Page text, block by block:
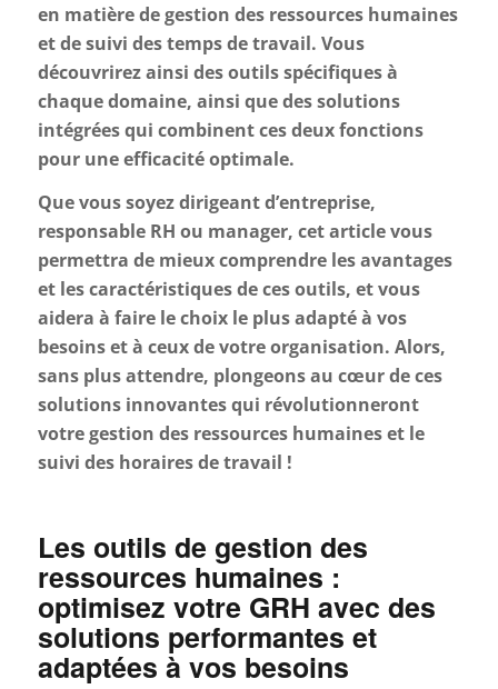
en matière de gestion des ressources humaines
et de suivi des temps de travail. Vous
découvrirez ainsi des outils spécifiques à
chaque domaine, ainsi que des solutions
intégrées qui combinent ces deux fonctions
pour une efficacité optimale.
Que vous soyez dirigeant d’entreprise,
responsable RH ou manager, cet article vous
permettra de mieux comprendre les avantages
et les caractéristiques de ces outils, et vous
aidera à faire le choix le plus adapté à vos
besoins et à ceux de votre organisation. Alors,
sans plus attendre, plongeons au cœur de ces
solutions innovantes qui révolutionneront
votre gestion des ressources humaines et le
suivi des horaires de travail !
Les outils de gestion des
ressources humaines :
optimisez votre GRH avec des
solutions performantes et
adaptées à vos besoins